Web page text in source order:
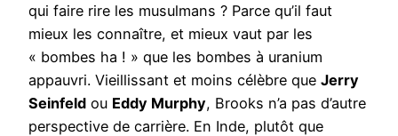
qui faire rire les musulmans ? Parce qu’il faut
mieux les connaître, et mieux vaut par les
« bombes ha ! » que les bombes à uranium
appauvri. Vieillissant et moins célèbre que Jerry
Seinfeld ou Eddy Murphy, Brooks n’a pas d’autre
perspective de carrière. En Inde, plutôt que